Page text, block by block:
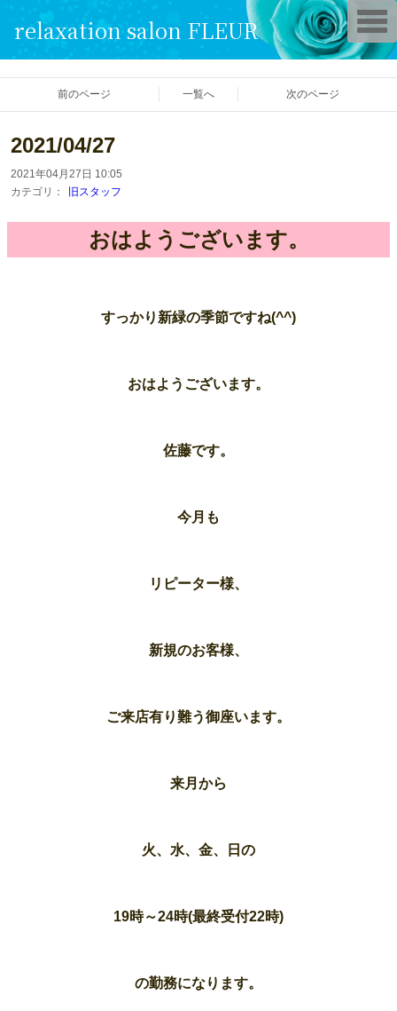
relaxation salon FLEUR
前のページ 一覧へ 次のページ
2021/04/27
2021年04月27日 10:05
カテゴリ：
旧スタッフ
おはようございます。
すっかり新緑の季節ですね(^^)
おはようございます。
佐藤です。
今月も
リピーター様、
新規のお客様、
ご来店有り難う御座います。
来月から
火、水、金、日の
19時～24時(最終受付22時)
の勤務になります。
T
o
g
g
e
a